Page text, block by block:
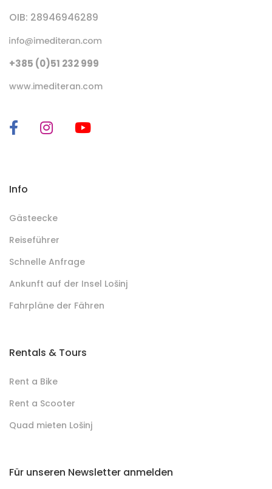
OIB: 28946946289
+385 (0)51 232 999
www.imediteran.com
Info
Gästeecke
Reiseführer
Schnelle Anfrage
Ankunft auf der Insel Lošinj
Fahrpläne der Fähren
Rentals & Tours
Rent a Bike
Rent a Scooter
Quad mieten Lošinj
Für unseren Newsletter anmelden